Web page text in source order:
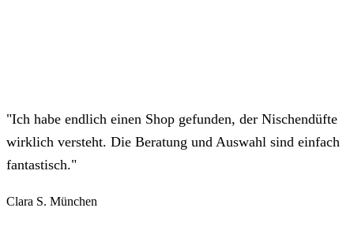
"Ich habe endlich einen Shop gefunden, der Nischendüfte
wirklich versteht. Die Beratung und Auswahl sind einfach
fantastisch."
Clara S. München